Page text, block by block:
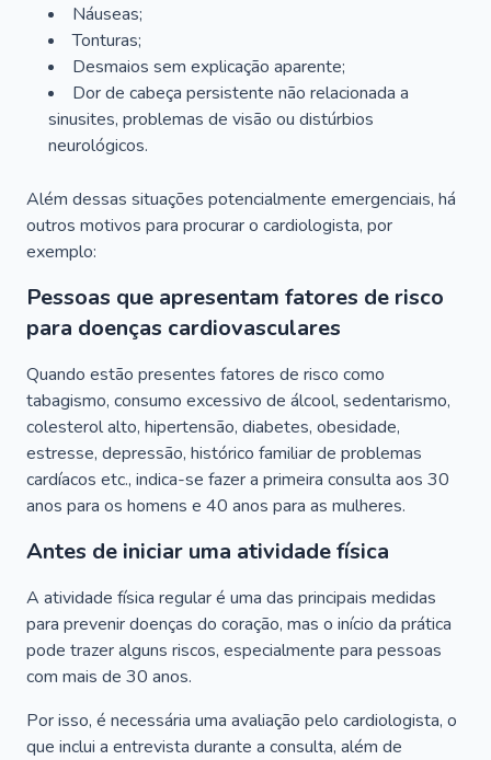
Náuseas;
Tonturas;
Desmaios sem explicação aparente;
Dor de cabeça persistente não relacionada a
sinusites, problemas de visão ou distúrbios
neurológicos.
Além dessas situações potencialmente emergenciais, há
outros motivos para procurar o cardiologista, por
exemplo:
Pessoas que apresentam fatores de risco
para doenças cardiovasculares
Quando estão presentes fatores de risco como
tabagismo, consumo excessivo de álcool, sedentarismo,
colesterol alto, hipertensão, diabetes, obesidade,
estresse, depressão, histórico familiar de problemas
cardíacos etc., indica-se fazer a primeira consulta aos 30
anos para os homens e 40 anos para as mulheres.
Antes de iniciar uma atividade física
A atividade física regular é uma das principais medidas
para prevenir doenças do coração, mas o início da prática
pode trazer alguns riscos, especialmente para pessoas
com mais de 30 anos.
Por isso, é necessária uma avaliação pelo cardiologista, o
que inclui a entrevista durante a consulta, além de